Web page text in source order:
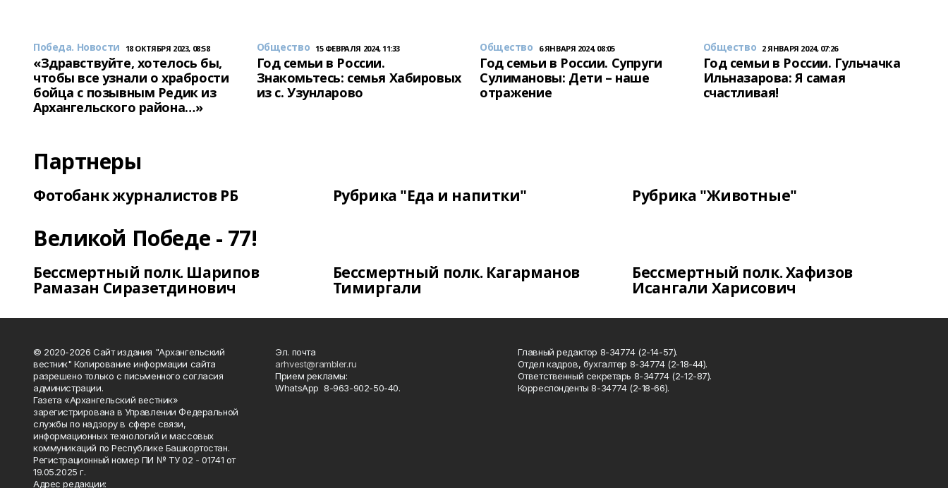
Победа. Новости 18 ОКТЯБРЯ 2023, 08:58
«Здравствуйте, хотелось бы,
чтобы все узнали о храбрости
бойца с позывным Редик из
Архангельского района…»
Общество 15 ФЕВРАЛЯ 2024, 11:33
Год семьи в России.
Знакомьтесь: семья Хабировых
из с. Узунларово
Общество 6 ЯНВАРЯ 2024, 08:05
Год семьи в России. Супруги
Сулимановы: Дети – наше
отражение
Общество 2 ЯНВАРЯ 2024, 07:26
Год семьи в России. Гульчачка
Ильназарова: Я самая
счастливая!
Партнеры
Фотобанк журналистов РБ Рубрика "Еда и напитки" Рубрика "Животные"
Великой Победе - 77!
Бессмертный полк. Шарипов
Рамазан Сиразетдинович
Бессмертный полк. Кагарманов
Тимиргали
Бессмертный полк. Хафизов
Исангали Харисович
© 2020-2026 Сайт издания "Архангельский
вестник" Копирование информации сайта
разрешено только с письменного согласия
администрации.
Газета «Архангельский вестник»
зарегистрирована в Управлении Федеральной
службы по надзору в сфере связи,
информационных технологий и массовых
коммуникаций по Республике Башкортостан.
Регистрационный номер ПИ № ТУ 02 - 01741 от
19.05.2025 г.
Адрес редакции:
Эл. почта
arhvest@rambler.ru
Прием рекламы:
WhatsApp 8-963-902-50-40.
Главный редактор 8-34774 (2-14-57).
Отдел кадров, бухгалтер 8-34774 (2-18-44).
Ответственный секретарь 8-34774 (2-12-87).
Корреспонденты 8-34774 (2-18-66).